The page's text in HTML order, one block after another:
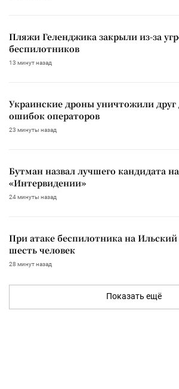
Пляжи Геленджика закрыли из-за
беспилотников
13 минут назад
Украинские дроны уничтожили друг
ошибок операторов
23 минуты назад
Бутман назвал лучшего кандидата
«Интервидении»
24 минуты назад
При атаке беспилотника на
шесть человек
28 минут назад
Показать ещё